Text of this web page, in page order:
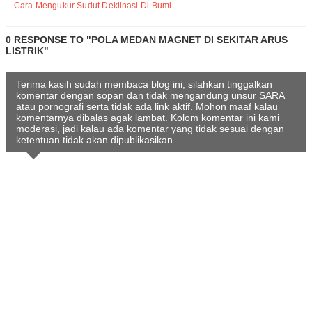
Cara Mengukur Sudut Deklinasi Di Bumi
0 RESPONSE TO "POLA MEDAN MAGNET DI SEKITAR ARUS
LISTRIK"
Terima kasih sudah membaca blog ini, silahkan tinggalkan
komentar dengan sopan dan tidak mengandung unsur SARA
atau pornografi serta tidak ada link aktif. Mohon maaf kalau
komentarnya dibalas agak lambat. Kolom komentar ini kami
moderasi, jadi kalau ada komentar yang tidak sesuai dengan
ketentuan tidak akan dipublikasikan.